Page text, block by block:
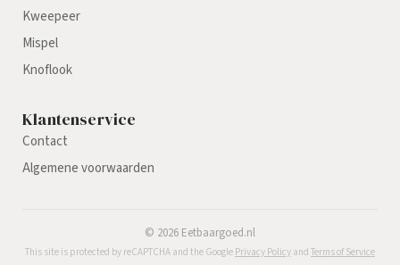
Kweepeer
Mispel
Knoflook
Klantenservice
Contact
Algemene voorwaarden
© 2026 Eetbaargoed.nl
This site is protected by reCAPTCHA and the Google Privacy Policy and Terms of Service